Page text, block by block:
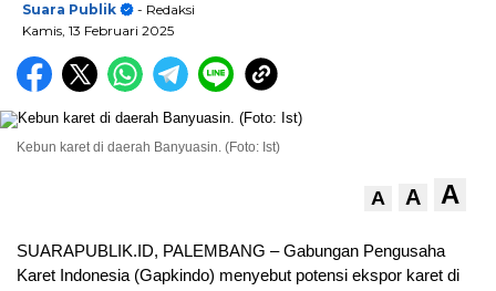
Suara Publik
- Redaksi
Kamis, 13 Februari 2025
Kebun karet di daerah Banyuasin. (Foto: Ist)
A A A
SUARAPUBLIK.ID, PALEMBANG – Gabungan Pengusaha
Karet Indonesia (Gapkindo) menyebut potensi ekspor karet di